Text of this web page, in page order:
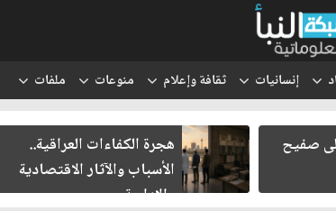
إنسانيات ثقافة وإعلام منوعات ملفات
صفيح
هجرة الكفاءات العراقية..
الأسباب والآثار الاقتصادية
والإدارية